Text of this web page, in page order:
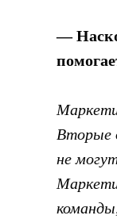
—
Вторые
не